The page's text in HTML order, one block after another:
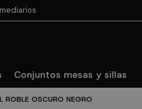
Conjuntos mesas y sillas
ROBLE OSCURO NEGRO